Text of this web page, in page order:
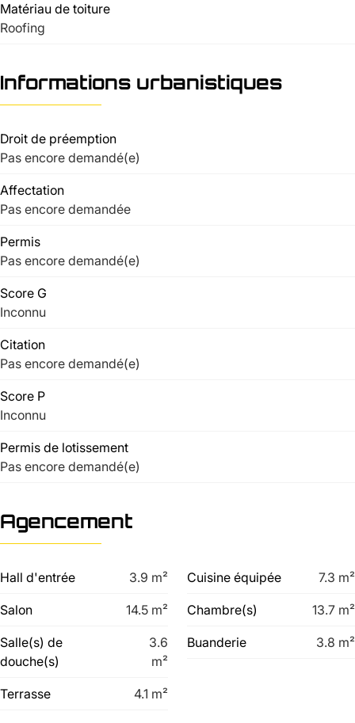
Matériau de toiture
Roofing
Informations urbanistiques
Droit de préemption
Pas encore demandé(e)
Affectation
Pas encore demandée
Permis
Pas encore demandé(e)
Score G
Inconnu
Citation
Pas encore demandé(e)
Score P
Inconnu
Permis de lotissement
Pas encore demandé(e)
Agencement
Hall d'entrée 3.9 m² Cuisine équipée 7.3 m²
Salon 14.5 m² Chambre(s) 13.7 m²
Salle(s) de
douche(s)
3.6
m²
Buanderie 3.8 m²
Terrasse 4.1 m²